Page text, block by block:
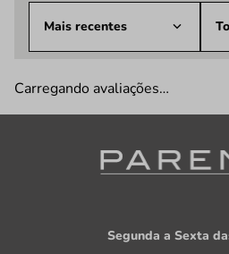
Mais recentes
Carregando avaliações…
Segunda a Sexta